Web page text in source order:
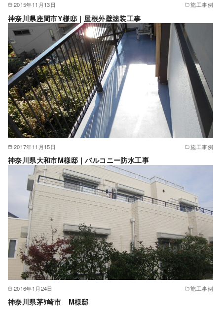
2015年11月13日 施工事例
神奈川県座間市Y様邸｜屋根外壁塗装工事
2017年11月15日 施工事例
神奈川県大和市M様邸｜バルコニー防水工事
2016年1月24日 施工事例
神奈川県茅ｹ崎市 M様邸